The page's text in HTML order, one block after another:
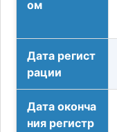
ом
Дата регист
рации
Дата оконча
ния регистр